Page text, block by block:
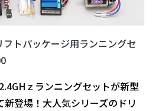
トパッケージ用ランニングセ
ｚランニングセットが新型
登場！大人気シリーズのドリ